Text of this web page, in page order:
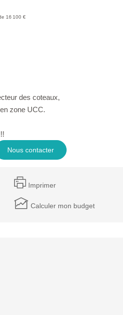
Contacter
16 100 €
des coteaux,
zone UCC.
Nous contacter
Imprimer
Calculer mon budget